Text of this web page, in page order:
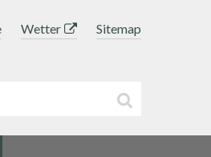
Wetter Sitemap